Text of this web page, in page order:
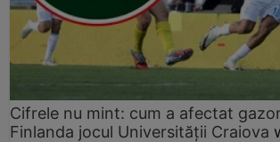
Cifrele nu mint: cum a afectat
Finlanda jocul Universității Craiova